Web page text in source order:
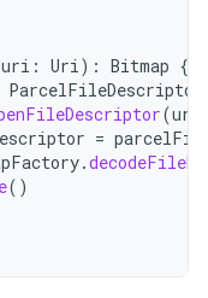
uri : Uri): Bitmap {
ParcelFileDescriptor
(uri
=
.
()